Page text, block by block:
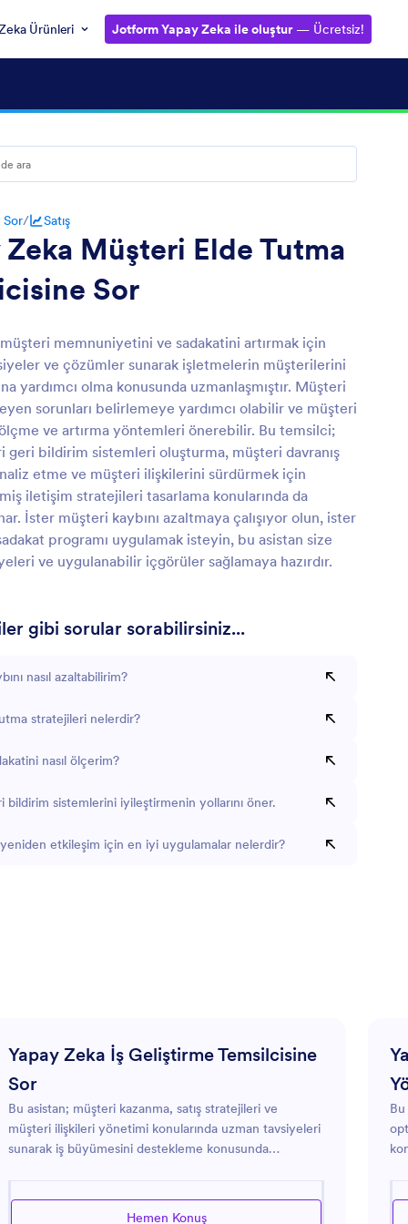
Ürünleri Jotform Yapay Zeka ile oluştur— Ücretsiz!
Sor/ Satış
Zeka Müşteri Elde Tutma
Sor
memnuniyetini ve sadakatini artırmak için
ve çözümler sunarak işletmelerin müşterilerini
yardımcı olma konusunda uzmanlaşmıştır. Müşteri
sorunları belirlemeye yardımcı olabilir ve müşteri
ve artırma yöntemleri önerebilir. Bu temsilci;
geri bildirim sistemleri oluşturma, müşteri davranış
etme ve müşteri ilişkilerini sürdürmek için
iletişim stratejileri tasarlama konularında da
İster müşteri kaybını azaltmaya çalışıyor olun, ister
programı uygulamak isteyin, bu asistan size
ve uygulanabilir içgörüler sağlamaya hazırdır.
gibi sorular sorabilirsiniz...
nasıl azaltabilirim?
stratejileri nelerdir?
nasıl ölçerim?
bildirim sistemlerini iyileştirmenin yollarını öner.
etkileşim için en iyi uygulamalar nelerdir?
Yapay Zeka İş Geliştirme Temsilcisine
Sor
Bu asistan; müşteri kazanma, satış stratejileri ve
müşteri ilişkileri yönetimi konularında uzman tavsiyeleri
sunarak iş büyümesini destekleme konusunda
süreçlerini iyileştirmek, ister müşteri etkileşimlerini
Hemen Konuş